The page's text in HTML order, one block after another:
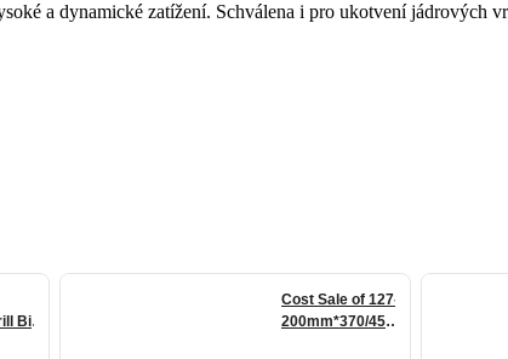
a dynamické zatížení. Schválena i pro ukotvení jádrových